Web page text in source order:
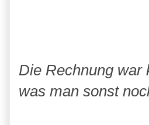
Die Rechnung war
was man sonst